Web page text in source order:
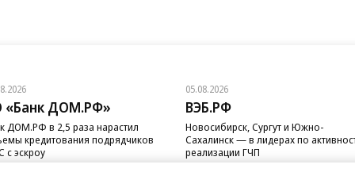
«Банк ДОМ.РФ»
ДОМ.РФ в 2,5 раза нарастил
кредитования подрядчиков
с эскроу
05.08.2026
ВЭБ.РФ
Новосибирск, Сургут и Южно-
Сахалинск — в лидерах по
реализации ГЧП